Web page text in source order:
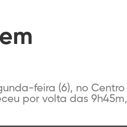
feira (6), no Centro
por volta das 9h45m,